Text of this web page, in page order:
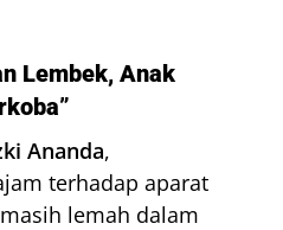
Lembek, Anak
Ananda,
terhadap aparat
lemah dalam